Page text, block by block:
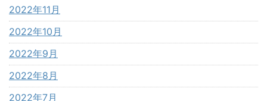
2022年11月
2022年10月
2022年9月
2022年8月
2022年7月